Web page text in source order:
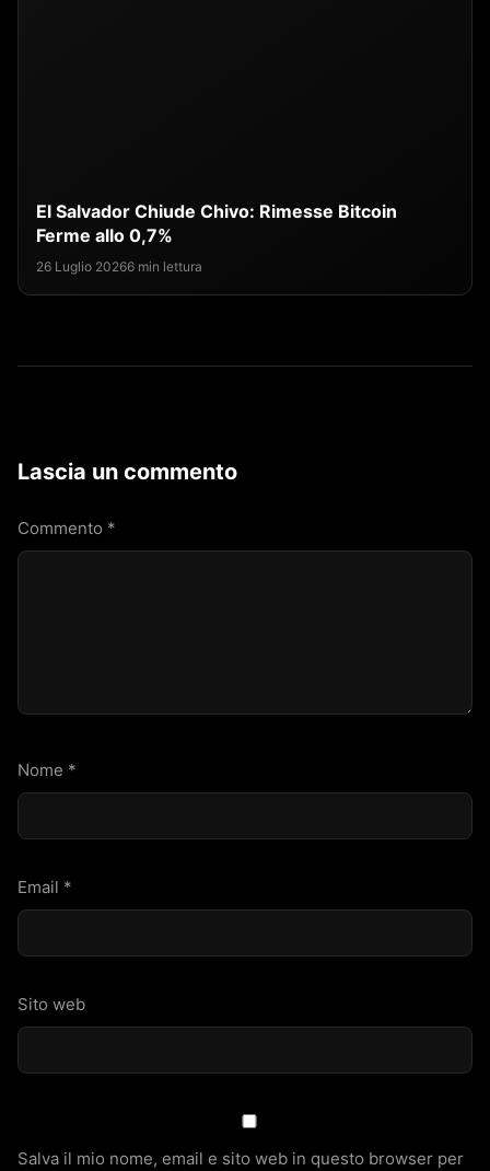
El Salvador Chiude Chivo: Rimesse Bitcoin
Ferme allo 0,7%
26 Luglio 20266 min lettura
Lascia un commento
Commento *
Nome *
Email *
Sito web
Salva il mio nome, email e sito web in questo browser per